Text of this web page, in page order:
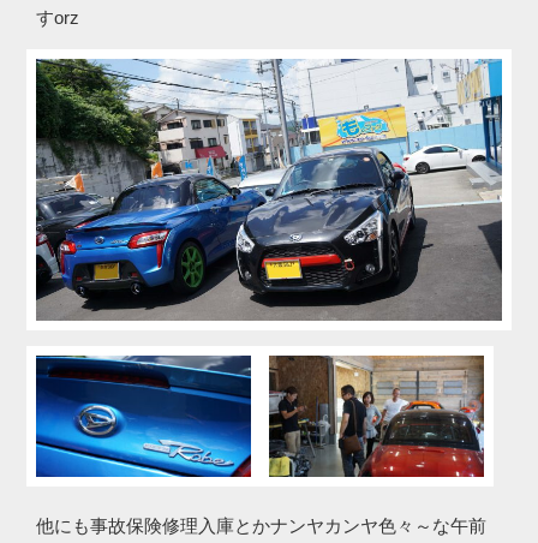
すorz
他にも事故保険修理入庫とかナンヤカンヤ色々～な午前